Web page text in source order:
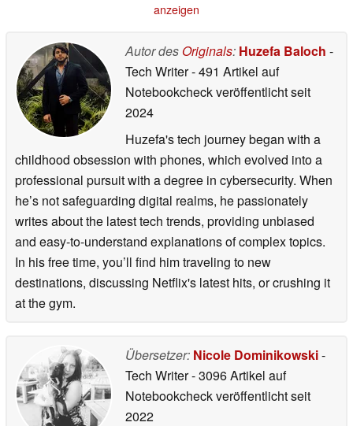
anzeigen
Autor des Originals: Huzefa Baloch -
Tech Writer- 491 Artikel auf
Notebookcheck veröffentlichtseit
2024
Huzefa's tech journey began with a
childhood obsession with phones, which evolved into a
professional pursuit with a degree in cybersecurity. When
he’s not safeguarding digital realms, he passionately
writes about the latest tech trends, providing unbiased
and easy-to-understand explanations of complex topics.
In his free time, you’ll find him traveling to new
destinations, discussing Netflix's latest hits, or crushing it
at the gym.
Übersetzer: Nicole Dominikowski-
Tech Writer- 3096 Artikel auf
Notebookcheck veröffentlichtseit
2022